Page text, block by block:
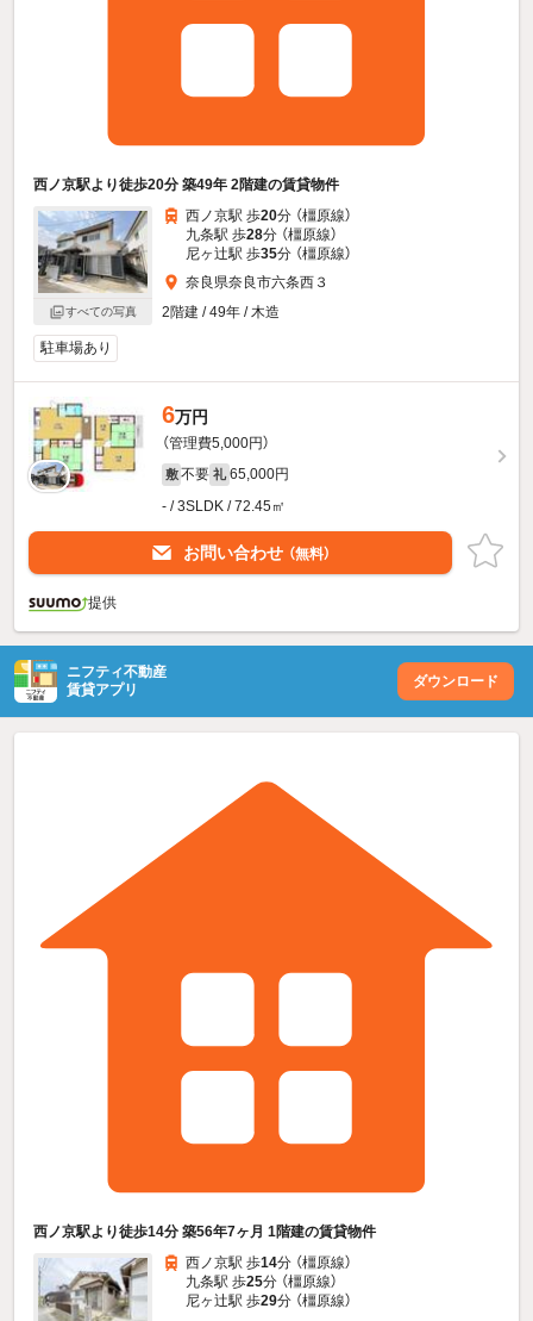
西ノ京駅より徒歩20分 築49年 2階建の賃貸物件
すべての写真
西ノ京駅 歩20分 （橿原線）
九条駅 歩28分 （橿原線）
尼ヶ辻駅 歩35分 （橿原線）
奈良県奈良市六条西３
2階建 / 49年 / 木造
駐車場あり
6万円
（管理費5,000円）
敷 不要 礼 65,000円
- / 3SLDK / 72.45㎡
お問い合わせ （無料）
提供
ニフティ不動産
賃貸アプリ
ダウンロード
西ノ京駅より徒歩14分 築56年7ヶ月 1階建の賃貸物件
西ノ京駅 歩14分 （橿原線）
九条駅 歩25分 （橿原線）
尼ヶ辻駅 歩29分 （橿原線）